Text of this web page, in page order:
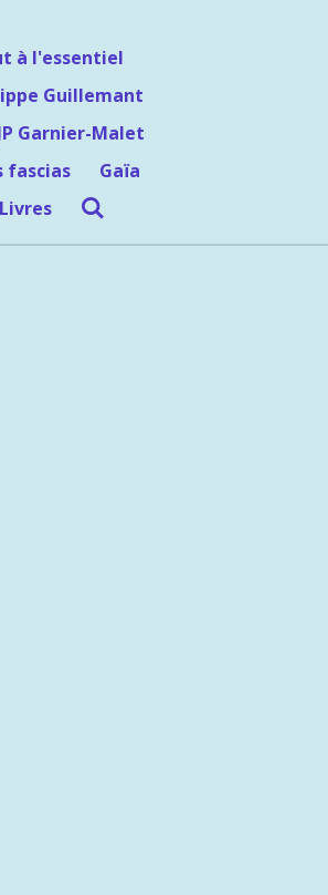
à l'essentiel
Guillemant
Garnier-Malet
fascias
Gaïa
Livres